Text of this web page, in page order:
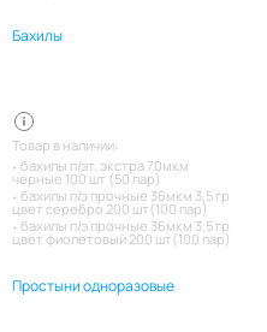
Бахилы
Товар в наличии:
бахилы п/эт. экстра 70мкм
черные 100 шт (50 пар)
бахилы п/э прочные 36мкм 3,5 гр
цвет серебро 200 шт(100 пар)
бахилы п/э прочные 36мкм 3,5 гр
цвет фиолетовый 200 шт(100 пар)
Простыни одноразовые